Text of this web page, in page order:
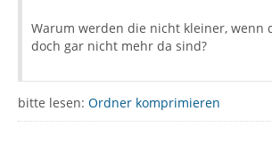
Warum werden die nicht kleiner, wenn
doch gar nicht mehr da sind?
bitte lesen: Ordner komprimieren